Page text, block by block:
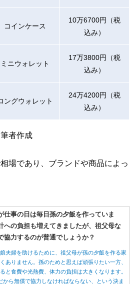
コインケース
10万6700円（税
込み）
ミニウォレット
17万3800円（税
込み）
ングウォレット
24万4200円（税
込み）
者作成
場であり、ブランドや商品によっ
仕事の日は毎日孫の夕飯を作っていま
への負担も増えてきましたが、祖父母な
協力するのが普通でしょうか？
夫婦を助けるために、祖父母が孫の夕飯を作る家
ありません。孫のためと思えば頑張りたい一方、
と食費や光熱費、体力の負担は大きくなります。
から無償で協力しなければならない、という決ま